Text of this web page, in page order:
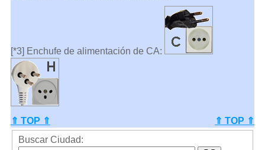
[*3] Enchufe de alimentación de CA:
⇑ TOP ⇑
⇑ TOP ⇑
Buscar Ciudad: